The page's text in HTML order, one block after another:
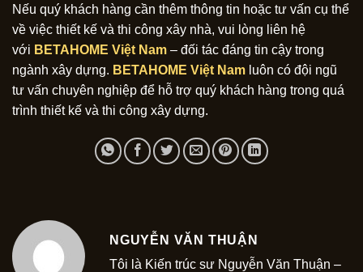
Nếu quý khách hàng cần thêm thông tin hoặc tư vấn cụ thể
về việc thiết kế và thi công xây nhà, vui lòng liên hệ
với BETAHOME Việt Nam – đối tác đáng tin cậy trong
ngành xây dựng. BETAHOME Việt Nam luôn có đội ngũ
tư vấn chuyên nghiệp để hỗ trợ quý khách hàng trong quá
trình thiết kế và thi công xây dựng.
NGUYỄN VĂN THUẬN
Tôi là Kiến trúc sư Nguyễn Văn Thuận –